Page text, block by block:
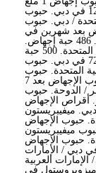
في الكويت. حبوب إجهاض للحمل حتى الأسبوع 12 في دبي. حبوب
المتحدة / دبي. حبوب
بعد شهرين في
دبي. حبوب الإجهاض حتى 3 أشهر في دبي. 486 حبة إجهاض.
مجموعة مايفيجيست في دبي / الإمارات العربية المتحدة. 500 حبة
إجهاض. حبوب إجهاض غير مرغوب المتحدة 72 في دبي. حبوب
العربية المتحدة. حبوب
الإجهاض خلال 72 ساعة في دبي. مراجعات حبوب الإجهاض بعد 7
/ الدوحة. حبوب
أسابيع في قطر. أقراص الإجهاض
ميفيبريستون
حبوب الإجهاض
ميفيبريستون
حبوب الإجهاض
دبي / الإمارات
العربية
في